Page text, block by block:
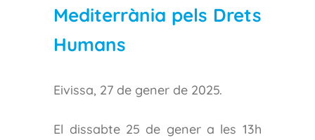
Mediterrània pels Drets
Humans
Eivissa, 27 de gener de 2025.
El dissabte 25 de gener a les 13h